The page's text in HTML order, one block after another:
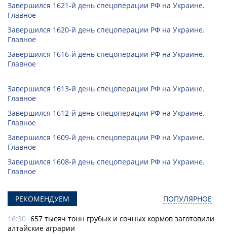
Завершился 1621-й день спецоперации РФ на Украине.
Главное
Завершился 1620-й день спецоперации РФ на Украине.
Главное
Завершился 1616-й день спецоперации РФ на Украине.
Главное
Завершился 1613-й день спецоперации РФ на Украине.
Главное
Завершился 1612-й день спецоперации РФ на Украине.
Главное
Завершился 1609-й день спецоперации РФ на Украине.
Главное
Завершился 1608-й день спецоперации РФ на Украине.
Главное
РЕКОМЕНДУЕМ ПОПУЛЯРНОЕ
16:30 657 тысяч тонн грубых и сочных кормов заготовили
алтайские аграрии